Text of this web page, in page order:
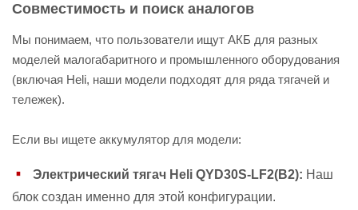
Совместимость и поиск аналогов
Мы понимаем, что пользователи ищут АКБ для разных
моделей малогабаритного и промышленного оборудования
(включая Heli, наши модели подходят для ряда тягачей и
тележек).
Если вы ищете аккумулятор для модели:
Электрический тягач Heli QYD30S-LF2(B2): Наш
блок создан именно для этой конфигурации.